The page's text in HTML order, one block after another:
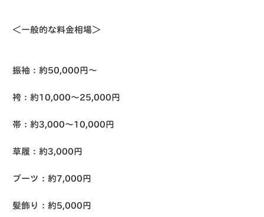
＜一般的な料金相場＞
振袖：約50,000円〜
袴：約10,000〜25,000円
帯：約3,000〜10,000円
草履：約3,000円
ブーツ：約7,000円
髪飾り：約5,000円